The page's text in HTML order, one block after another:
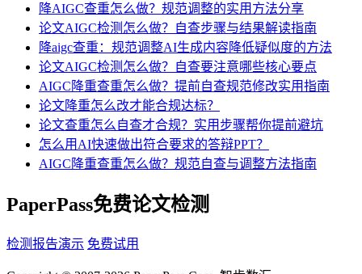
降AIGC查重怎么做？规范调整的实用方法分享
论文AIGC检测怎么做？自查步骤与结果解读指南
降aigc查重：规范调整AI生成内容降低疑似度的方法
论文AIGC检测怎么做？自查要注意哪些核心要点
AIGC降重查重怎么做？提前自查规范修改实用指南
论文降重怎么改才能合规达标？
论文查重怎么自查才合规？实用步骤帮你提前避坑
怎么用AI快速做出符合要求的答辩PPT？
AIGC降重查重怎么做？规范自查与调整方法指南
PaperPass免费论文检测
检测报告演示 免费试用